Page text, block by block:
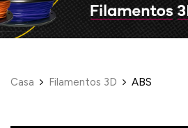
Casa Filamentos 3D ABS